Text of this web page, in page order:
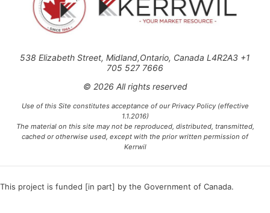
538 Elizabeth Street, Midland,Ontario, Canada L4R2A3 +1
705 527 7666
© 2026 All rights reserved
Use of this Site constitutes acceptance of our Privacy Policy (effective
1.1.2016)
The material on this site may not be reproduced, distributed, transmitted,
cached or otherwise used, except with the prior written permission of
Kerrwil
This project is funded [in part] by the Government of Canada.